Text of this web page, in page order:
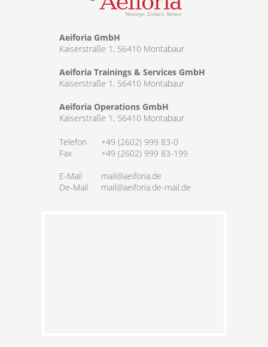
Aeiforia GmbH
Kaiserstraße 1, 56410 Montabaur
Aeiforia Trainings & Services GmbH
Kaiserstraße 1, 56410 Montabaur
Aeiforia Operations GmbH
Kaiserstraße 1, 56410 Montabaur
Telefon
+49 (2602) 999 83-0
Fax
+49 (2602) 999 83-199
E-Mail
mail@aeiforia.de
De-Mail
mail@aeiforia.de-mail.de